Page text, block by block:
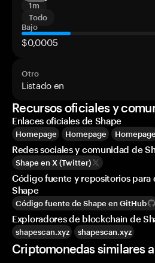
1m
Todo
Bajo
$0,0005
Otro
Listado en
Recursos oficiales y
Enlaces oficiales de Shape
Homepage Homepage Homepage
Redes sociales y comunidad de
Shape en X (Twitter)
Código fuente y repositorios para
Shape
Código fuente de Shape en GitHub
Exploradores de blockchain de
shapescan.xyz shapescan.xyz
Criptomonedas similares a